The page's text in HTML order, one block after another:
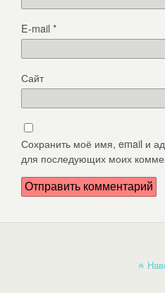
E-mail*
Сайт
Сохранить моё имя, email и
для последующих моих